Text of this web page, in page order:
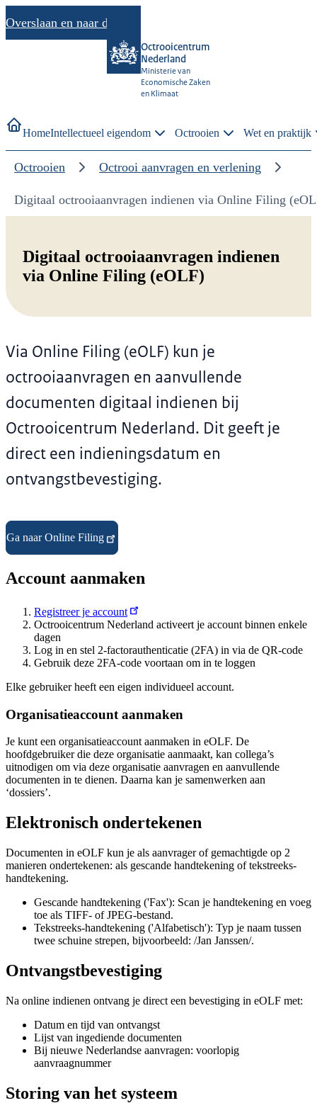
Overslaan en naar de inhoud gaan
Octrooicentrum
Nederland
Ministerie van
Economische Zaken
en Klimaat
HomeIntellectueel eigendom Octrooien Wet en praktijk
Octrooien Octrooi aanvragen en verlening
Digitaal octrooiaanvragen indienen via Online Filing
Digitaal octrooiaanvragen indienen
via Online Filing (eOLF)
Ga naar Online Filing
Account aanmaken
Registreer je account
Octrooicentrum Nederland activeert je account binnen enkele
dagen
Log in en stel 2-factorauthenticatie (2FA) in via de QR-code
Gebruik deze 2FA-code voortaan om in te loggen
Elke gebruiker heeft een eigen individueel account.
Organisatieaccount aanmaken
Je kunt een organisatieaccount aanmaken in eOLF. De
hoofdgebruiker die deze organisatie aanmaakt, kan collega’s
uitnodigen om via deze organisatie aanvragen en aanvullende
documenten in te dienen. Daarna kan je samenwerken aan
‘dossiers’.
Elektronisch ondertekenen
Documenten in eOLF kun je als aanvrager of gemachtigde op 2
manieren ondertekenen: als gescande handtekening of tekstreeks-
handtekening.
Gescande handtekening ('Fax'): Scan je handtekening en voeg
toe als TIFF- of JPEG-bestand.
Tekstreeks-handtekening ('Alfabetisch'): Typ je naam tussen
twee schuine strepen, bijvoorbeeld: /Jan Janssen/.
Ontvangstbevestiging
Na online indienen ontvang je direct een bevestiging in eOLF met:
Datum en tijd van ontvangst
Lijst van ingediende documenten
Bij nieuwe Nederlandse aanvragen: voorlopig
aanvraagnummer
Storing van het systeem
Via Online Filing (eOLF) kun je
octrooiaanvragen en aanvullende
documenten digitaal indienen bij
Octrooicentrum Nederland. Dit geeft je
direct een indieningsdatum en
ontvangstbevestiging.